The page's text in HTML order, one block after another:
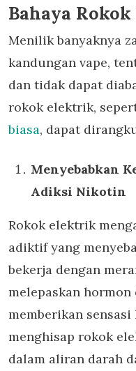
Bahaya
Menilik banyaknya
kandungan vape,
dan tidak dapat
rokok elektrik,
biasa, dapat
Menyebabkan
Adiksi Nikotin
Rokok elektrik
adiktif yang
bekerja dengan
melepaskan hormon
memberikan
menghisap rokok
dalam aliran darah